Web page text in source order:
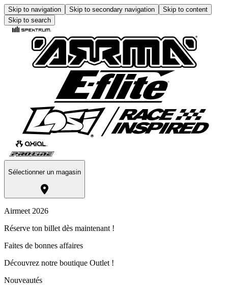
Skip to navigation Skip to secondary navigation
Skip to content
Skip to search
Sélectionner un magasin
Airmeet 2026
Réserve ton billet dès maintenant !
Faites de bonnes affaires
Découvrez notre boutique Outlet !
Nouveautés